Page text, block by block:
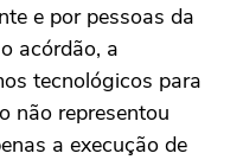
e por pessoas da
acórdão, a
tecnológicos para
não representou
a execução de